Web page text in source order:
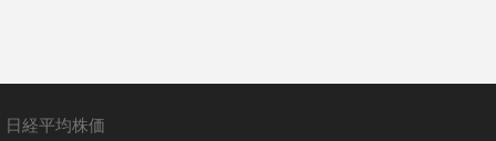
日経平均株価